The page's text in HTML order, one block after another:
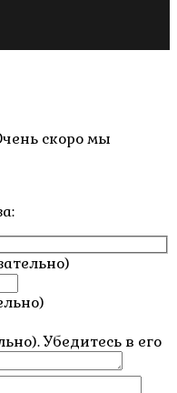
скоро мы
Убедитесь в его